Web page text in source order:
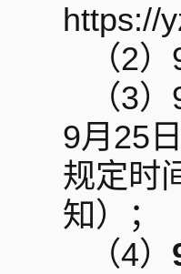
https://
（2
（3
9月25
规定时
知）；
（4）